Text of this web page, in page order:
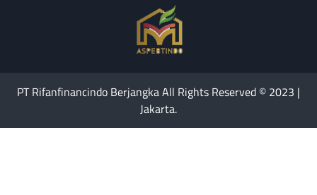
PT Rifanfinancindo Berjangka All Rights Reserved © 2023 |
Jakarta.